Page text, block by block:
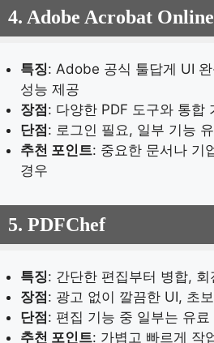
4. Adobe Acrobat Online
특징: Adobe 공식 툴답게 UI
성능 제공
장점: 다양한 PDF 도구와 통합
단점: 로그인 필요, 일부 기능
추천 포인트: 중요한 문서나 기
경우
5. PDFChef
특징: 간단한 편집부터 병합,
장점: 광고 없이 깔끔한 UI, 초
단점: 편집 기능 중 일부는 유료
추천 포인트: 가볍고 빠르게 작